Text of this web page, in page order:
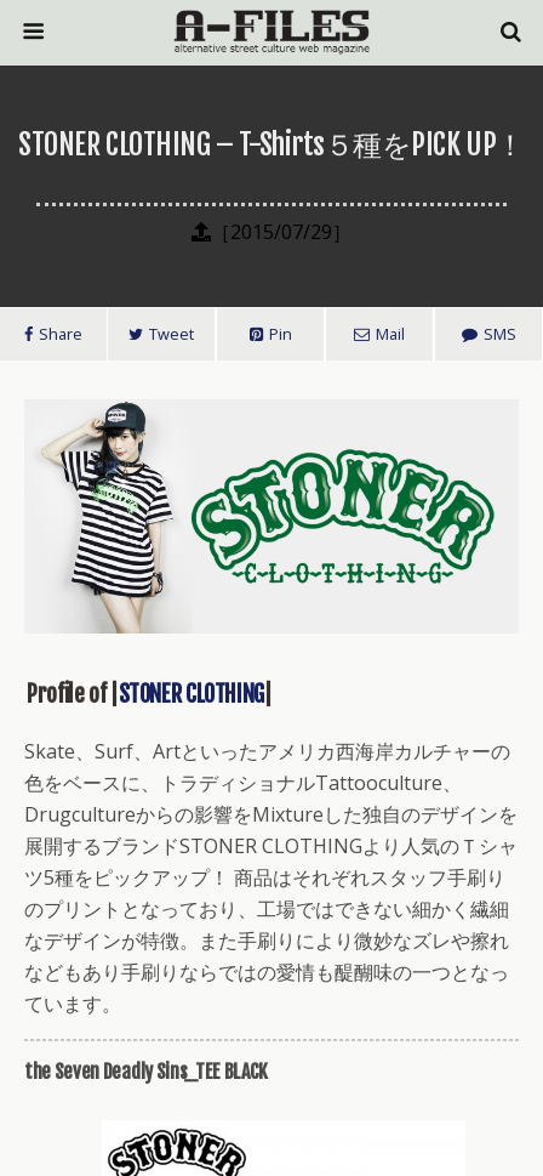
STONER CLOTHING – T-Shirts５種をPICK UP！
［2015/07/29］
Share Tweet Pin Mail SMS
Profile of | STONER CLOTHING|
Skate、Surf、Artといったアメリカ西海岸カルチャーの
色をベースに、トラディショナルTattooculture、
Drugcultureからの影響をMixtureした独自のデザインを
展開するブランドSTONER CLOTHINGより人気のＴシャ
ツ5種をピックアップ！ 商品はそれぞれスタッフ手刷り
のプリントとなっており、工場ではできない細かく繊細
なデザインが特徴。また手刷りにより微妙なズレや擦れ
などもあり手刷りならではの愛情も醍醐味の一つとなっ
ています。
the Seven Deadly Sins_TEE BLACK